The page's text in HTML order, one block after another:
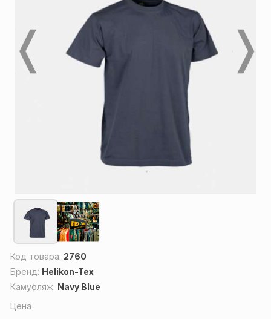
Код товара: 2760
Бренд: Helikon-Tex
Камуфляж: Navy Blue
Цена